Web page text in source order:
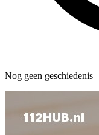
Nog geen geschiedenis